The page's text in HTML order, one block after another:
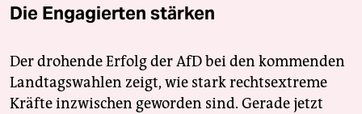
Die Engagierten stärken
Der drohende Erfolg der AfD bei den kommenden
Landtagswahlen zeigt, wie stark rechtsextreme
Kräfte inzwischen geworden sind. Gerade jetzt